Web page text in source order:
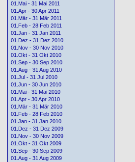
01.Mai - 31 Mai 2011
01.Apr - 30 Apr 2011
01.Mär - 31 Mär 2011
01.Feb - 28 Feb 2011
01.Jan - 31 Jan 2011
01.Dez - 31 Dez 2010
01.Nov - 30 Nov 2010
01.Okt - 31 Okt 2010
01.Sep - 30 Sep 2010
01.Aug - 31 Aug 2010
01.Jul - 31 Jul 2010
01.Jun - 30 Jun 2010
01.Mai - 31 Mai 2010
01.Apr - 30 Apr 2010
01.Mär - 31 Mär 2010
01.Feb - 28 Feb 2010
01.Jan - 31 Jan 2010
01.Dez - 31 Dez 2009
01.Nov - 30 Nov 2009
01.Okt - 31 Okt 2009
01.Sep - 30 Sep 2009
01.Aug - 31 Aug 2009